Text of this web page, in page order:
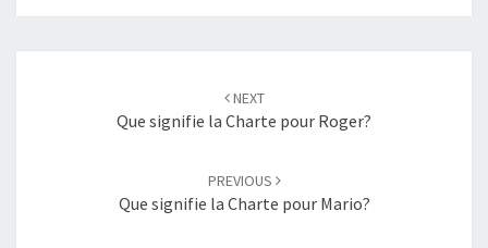
NEXT
Que signifie la Charte pour Roger?
PREVIOUS
Que signifie la Charte pour Mario?